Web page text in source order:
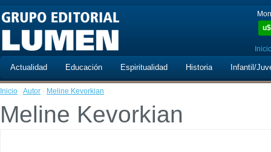
u$
Actualidad Educación Espiritualidad Historia Infantil/
Inicio · Autor · Meline Kevorkian
Meline Kevorkian